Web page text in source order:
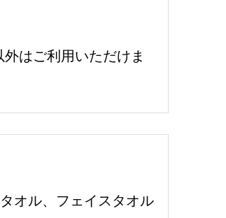
はご利用いただけま
オル、フェイスタオル